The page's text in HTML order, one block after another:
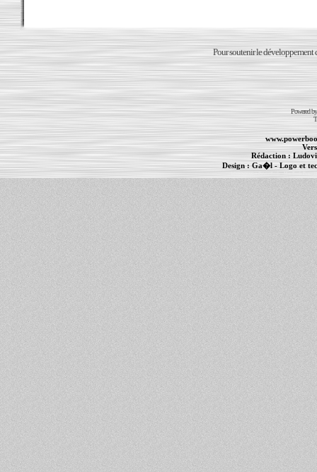
Pour soutenir le développement
Powered
Rédaction :
Design : Ga�l- Logo et